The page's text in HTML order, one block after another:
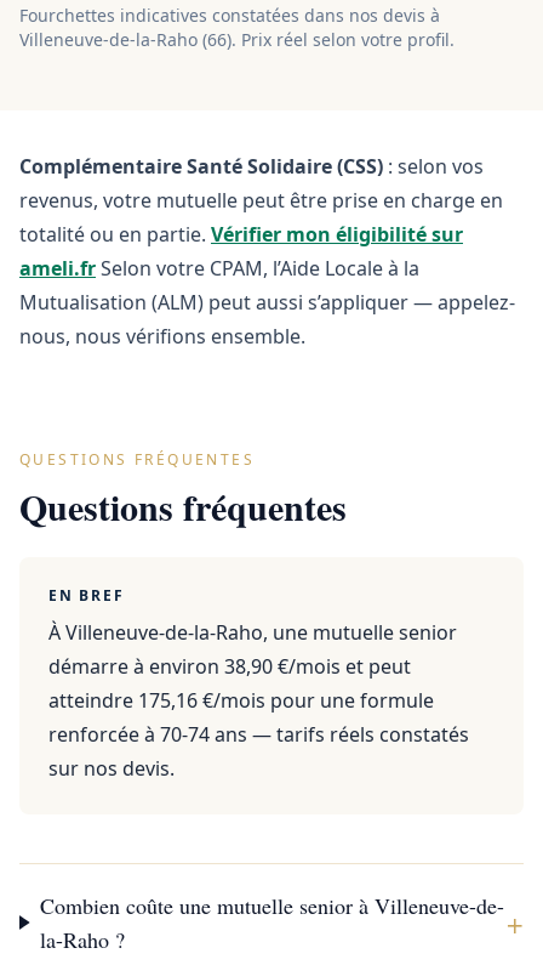
Fourchettes indicatives constatées dans nos devis à
Villeneuve-de-la-Raho (66). Prix réel selon votre profil.
Complémentaire Santé Solidaire (CSS) : selon vos
revenus, votre mutuelle peut être prise en charge en
totalité ou en partie. Vérifier mon éligibilité sur
ameli.frSelon votre CPAM, l’Aide Locale à la
Mutualisation (ALM) peut aussi s’appliquer — appelez-
nous, nous vérifions ensemble.
QUESTIONS FRÉQUENTES
Questions fréquentes
EN BREF
À Villeneuve-de-la-Raho, une mutuelle senior
démarre à environ 38,90 €/mois et peut
atteindre 175,16 €/mois pour une formule
renforcée à 70-74 ans — tarifs réels constatés
sur nos devis.
Combien coûte une mutuelle senior à Villeneuve-de-
la-Raho ?
+